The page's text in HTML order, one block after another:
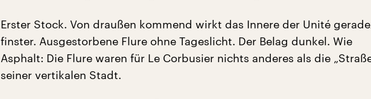
Erster Stock. Von draußen kommend wirkt das Innere der Unité
finster. Ausgestorbene Flure ohne Tageslicht. Der Belag dunkel. Wie
Asphalt: Die Flure waren für Le Corbusier nichts anderes als die
seiner vertikalen Stadt.